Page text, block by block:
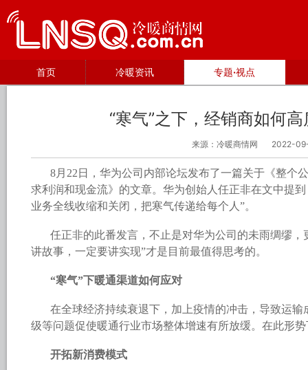
首页 冷暖资讯 专题·视点
“寒气”之下，经销商如何
来源：冷暖商情网 2022-
8月22日，华为公司内部论坛发布了一篇关于《整个
求利润和现金流》的文章。华为创始人任正非在文中提
业务全线收缩和关闭，把寒气传递给每个人”。
任正非的此番发言，不止是对华为公司的未雨绸缪
讲故事，一定要讲实现”才是目前最值得思考的。
“寒气”下暖通渠道如何应对
在全球经济持续衰退下，加上疫情的冲击，导致运
级等问题促使暖通行业市场整体增速有所放缓。在此形
开拓新消费模式